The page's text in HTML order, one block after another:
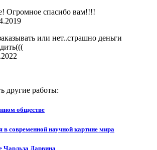
Огромное спасибо вам!!!!
или нет..страшно деньги
другие работы:
обществе
в современной научной картине мира
Чарльза Дарвина